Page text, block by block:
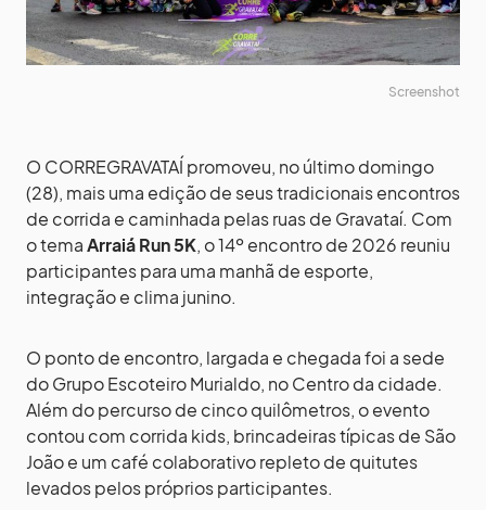
Screenshot
O CORREGRAVATAÍ promoveu, no último domingo
(28), mais uma edição de seus tradicionais encontros
de corrida e caminhada pelas ruas de Gravataí. Com
o temaArraiá Run 5K, o 14º encontro de 2026 reuniu
participantes para uma manhã de esporte,
integração e clima junino.
O ponto de encontro, largada e chegada foi a sede
do Grupo Escoteiro Murialdo, no Centro da cidade.
Além do percurso de cinco quilômetros, o evento
contou com corrida kids, brincadeiras típicas de São
João e um café colaborativo repleto de quitutes
levados pelos próprios participantes.